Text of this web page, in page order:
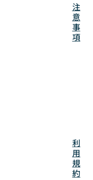
注
意
事
項
利
用
規
約